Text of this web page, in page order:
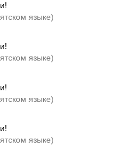
языке)
языке)
языке)
языке)